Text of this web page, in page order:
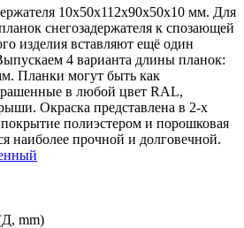
10х50х112х90х50х10 мм. Для
снегозадержателя к спозающей
изделия вставляют ещё один
4 варианта длины планок:
Планки могут быть как
в любой цвет RAL,
Окраска представлена в 2-х
полиэстером и порошковая
наиболее прочной и долговечной.
mm)